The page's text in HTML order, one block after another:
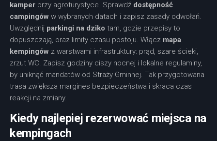
kamper przy agroturystyce. Sprawdź dostępność
campingów w wybranych datach i zapisz zasady odwołań.
Uwzględnij parkingi na dziko tam, gdzie przepisy to
dopuszczają, oraz limity czasu postoju. Włącz mapa
kempingów z warstwami infrastruktury: prąd, szare ścieki,
zrzut WC. Zapisz godziny ciszy nocnej i lokalne regulaminy,
by uniknąć mandatów od Straży Gminnej. Tak przygotowana
trasa zwiększa margines bezpieczeństwa i skraca czas
reakcji na zmiany.
Kiedy najlepiej rezerwować miejsca na
kempingach